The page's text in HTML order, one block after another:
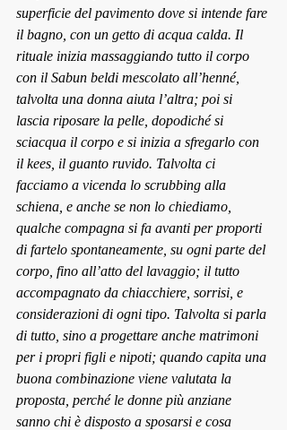
superficie del pavimento dove si intende fare
il bagno, con un getto di acqua calda. Il
rituale inizia massaggiando tutto il corpo
con il Sabun beldi mescolato all’henné,
talvolta una donna aiuta l’altra; poi si
lascia riposare la pelle, dopodiché si
sciacqua il corpo e si inizia a sfregarlo con
il kees, il guanto ruvido. Talvolta ci
facciamo a vicenda lo scrubbing alla
schiena, e anche se non lo chiediamo,
qualche compagna si fa avanti per proporti
di fartelo spontaneamente, su ogni parte del
corpo, fino all’atto del lavaggio; il tutto
accompagnato da chiacchiere, sorrisi, e
considerazioni di ogni tipo. Talvolta si parla
di tutto, sino a progettare anche matrimoni
per i propri figli e nipoti; quando capita una
buona combinazione viene valutata la
proposta, perché le donne più anziane
sanno chi è disposto a sposarsi e cosa